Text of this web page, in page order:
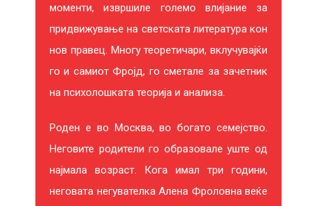
моменти, извршиле големо влијание за
придвижување на светската литература кон
нов правец. Многу теоретичари, вклучувајќи
го и самиот Фројд, го сметале за зачетник
на психолошката теорија и анализа.
Роден е во Москва, во богато семејство.
Неговите родители го образовале уште од
најмала возраст. Кога имал три години,
неговата негувателка Алена Фроловна веќе